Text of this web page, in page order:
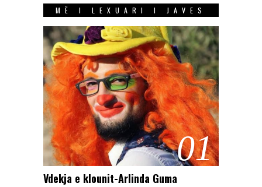
MË I LEXUARI I JAVES
01
Vdekja e klounit-Arlinda Guma